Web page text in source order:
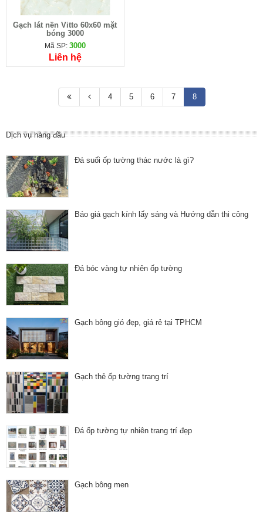
Gạch lát nền Vitto 60x60 mặt
bóng 3000
Mã SP: 3000
Liên hệ
4 5 6 7 8
Dịch vụ hàng đầu
Đá suối ốp tường thác nước là gì?
Báo giá gạch kính lấy sáng và Hướng dẫn thi công
Đá bóc vàng tự nhiên ốp tường
Gạch bông gió đẹp, giá rẻ tại TPHCM
Gạch thẻ ốp tường trang trí
Đá ốp tường tự nhiên trang trí đẹp
Gạch bông men